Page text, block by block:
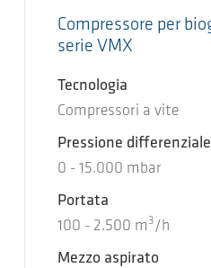
Compressore per
serie VMX
Tecnologia
Compressori a vite
Pressione differenziale
0 - 15.000 mbar
Portata
100 - 2.500 m 3 /h
Mezzo aspirato